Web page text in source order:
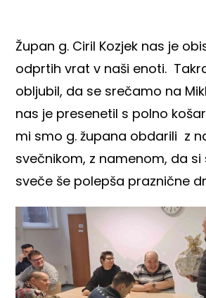
Župan g. Ciril Kozjek nas je
odprtih vrat v naši enoti.
obljubil, da se srečamo na
nas je presenetil s polno
mi smo g. župana obdarili z
svečnikom, z namenom, da
sveče še polepša praznične